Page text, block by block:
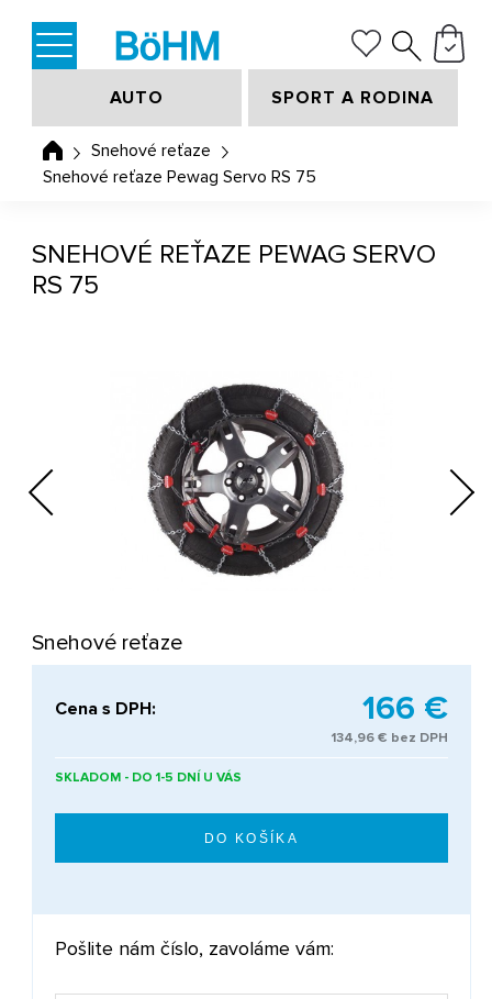
AUTO SPORT A RODINA
Snehové reťaze
Snehové reťaze Pewag Servo RS 75
Previous Next
SNEHOVÉ REŤAZE PEWAG SERVO
RS 75
Snehové reťaze
Cena s DPH: 166 €
134,96 € bez DPH
SKLADOM - DO 1-5 DNÍ U VÁS
Pošlite nám číslo, zavoláme vám: